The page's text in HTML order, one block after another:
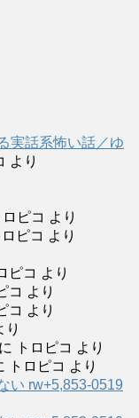
実話系怖い話／ゆ
より
ロピコ より
ロピコ より
ピコ より
コ より
コ より
り
に トロピコ より
トロピコ より
い rw+5,853-0519